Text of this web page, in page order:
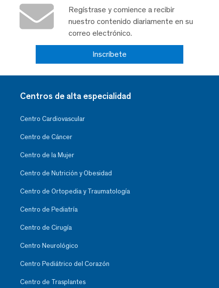
Regístrase y comience a recibir
nuestro contenido diariamente en su
correo electrónico.
Inscríbete
Centros de alta especialidad
Centro Cardiovascular
Centro de Cáncer
Centro de la Mujer
Centro de Nutrición y Obesidad
Centro de Ortopedia y Traumatología
Centro de Pediatría
Centro de Cirugía
Centro Neurológico
Centro Pediátrico del Corazón
Centro de Trasplantes